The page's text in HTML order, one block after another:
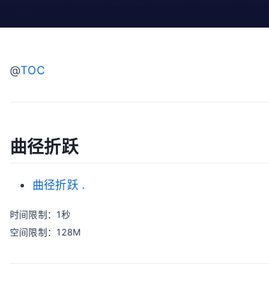
@TOC
曲径折跃
曲径折跃 .
时间限制：1秒
空间限制：128M